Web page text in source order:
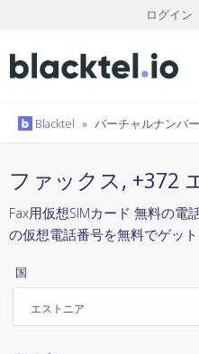
ログイン
Blacktel » バーチャルナンバー
ファックス, +372
Fax用仮想SIMカード 無料の電
の仮想電話番号を無料でゲット
国